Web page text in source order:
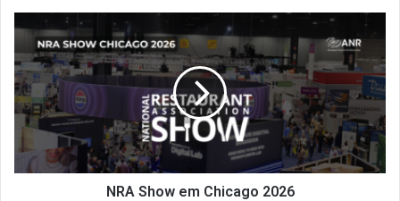
Show
em
Chicago
2026
NRA Show em Chicago 2026